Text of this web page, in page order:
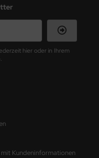
hier oder in Ihrem
Kundeninformationen